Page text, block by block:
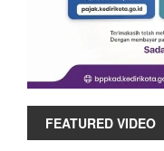
FEATURED VIDEO